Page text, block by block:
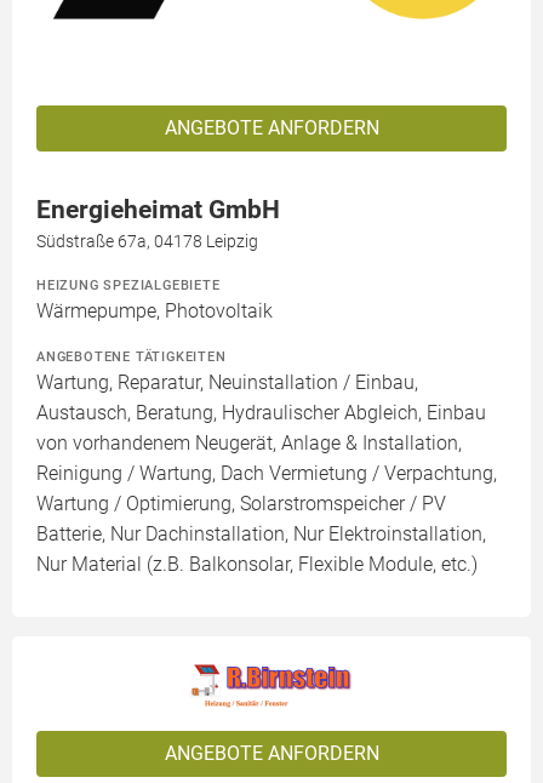
ANGEBOTE ANFORDERN
Energieheimat GmbH
Südstraße 67a, 04178 Leipzig
HEIZUNG SPEZIALGEBIETE
Wärmepumpe, Photovoltaik
ANGEBOTENE TÄTIGKEITEN
Wartung, Reparatur, Neuinstallation / Einbau,
Austausch, Beratung, Hydraulischer Abgleich, Einbau
von vorhandenem Neugerät, Anlage & Installation,
Reinigung / Wartung, Dach Vermietung / Verpachtung,
Wartung / Optimierung, Solarstromspeicher / PV
Batterie, Nur Dachinstallation, Nur Elektroinstallation,
Nur Material (z.B. Balkonsolar, Flexible Module, etc.)
ANGEBOTE ANFORDERN